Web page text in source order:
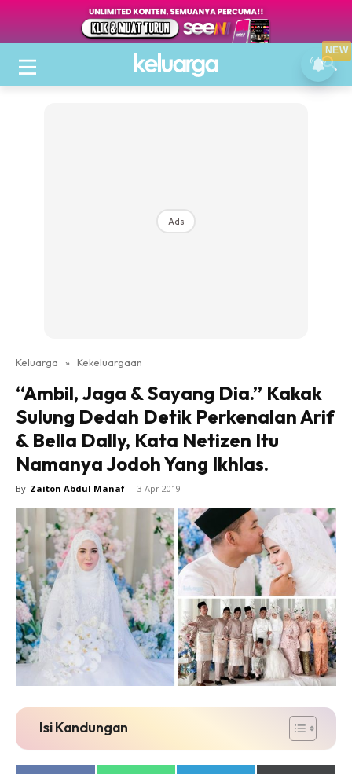
Ads
Keluarga » Kekeluargaan
“Ambil, Jaga & Sayang Dia.” Kakak
Sulung Dedah Detik Perkenalan Arif
& Bella Dally, Kata Netizen Itu
Namanya Jodoh Yang Ikhlas.
By Zaiton Abdul Manaf - 3 Apr 2019
Isi Kandungan
NEW